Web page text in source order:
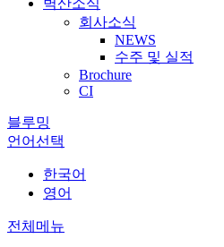
벽산소식
회사소식
NEWS
수주 및 실적
Brochure
CI
블루밍
언어선택
한국어
영어
전체메뉴